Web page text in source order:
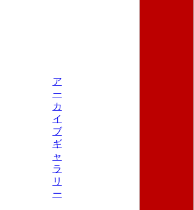
ア
ー
カ
イ
ブ
ギ
ャ
ラ
リ
ー